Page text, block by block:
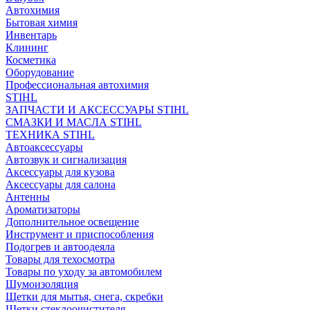
Автохимия
Бытовая химия
Инвентарь
Клининг
Косметика
Оборудование
Профессиональная автохимия
STIHL
ЗАПЧАСТИ И АКСЕССУАРЫ STIHL
СМАЗКИ И МАСЛА STIHL
ТЕХНИКА STIHL
Автоаксессуары
Автозвук и сигнализация
Аксессуары для кузова
Аксессуары для салона
Антенны
Ароматизаторы
Дополнительное освещение
Инструмент и приспособления
Подогрев и автоодеяла
Товары для техосмотра
Товары по уходу за автомобилем
Шумоизоляция
Щетки для мытья, снега, скребки